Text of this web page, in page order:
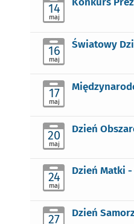
14
maj
16
maj
Światowy
17
maj
20
maj
Dzień
24
maj
Dzień Matki
27 Dzień